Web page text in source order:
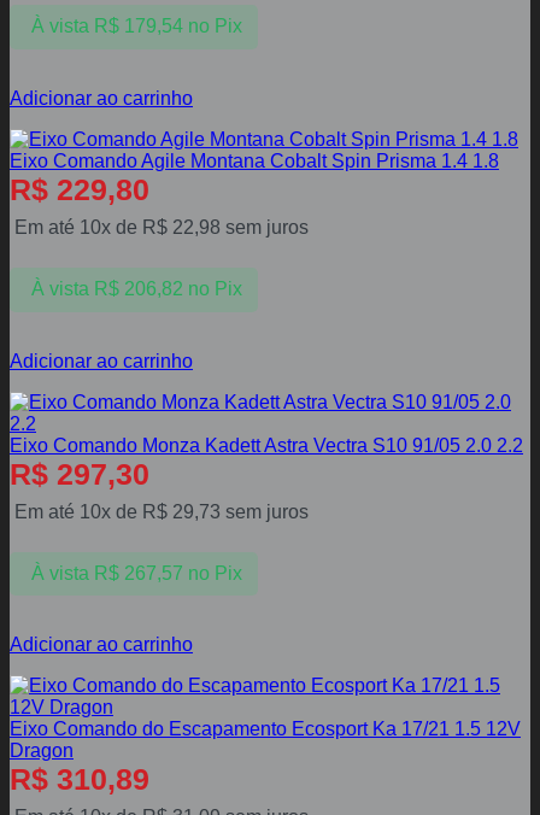
À vista R$179,54 no Pix
Adicionar ao carrinho
Eixo Comando Agile Montana Cobalt Spin Prisma 1.4 1.8
R$ 229,80
Em até 10x de R$ 22,98 sem juros
À vista R$206,82 no Pix
Adicionar ao carrinho
Eixo Comando Monza Kadett Astra Vectra S10 91/05 2.0 2.2
R$ 297,30
Em até 10x de R$ 29,73 sem juros
À vista R$267,57 no Pix
Adicionar ao carrinho
Eixo Comando do Escapamento Ecosport Ka 17/21 1.5 12V
Dragon
R$ 310,89